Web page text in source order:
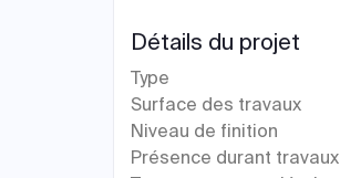
Détails du projet
Type
Surface des travaux
Niveau de finition
Présence durant travaux